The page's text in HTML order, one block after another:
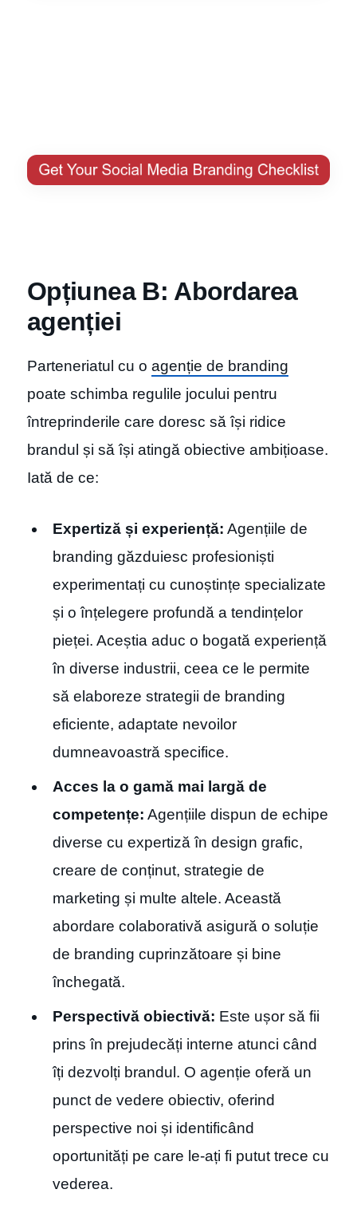
Opțiunea B: Abordarea
agenției
Parteneriatul cu o agenție de branding
poate schimba regulile jocului pentru
întreprinderile care doresc să își ridice
brandul și să își atingă obiective ambițioase.
Iată de ce:
Expertiză și experiență: Agențiile de
branding găzduiesc profesioniști
experimentați cu cunoștințe specializate
și o înțelegere profundă a tendințelor
pieței. Aceștia aduc o bogată experiență
în diverse industrii, ceea ce le permite
să elaboreze strategii de branding
eficiente, adaptate nevoilor
dumneavoastră specifice.
Acces la o gamă mai largă de
competențe: Agențiile dispun de echipe
diverse cu expertiză în design grafic,
creare de conținut, strategie de
marketing și multe altele. Această
abordare colaborativă asigură o soluție
de branding cuprinzătoare și bine
închegată.
Perspectivă obiectivă: Este ușor să fii
prins în prejudecăți interne atunci când
îți dezvolți brandul. O agenție oferă un
punct de vedere obiectiv, oferind
perspective noi și identificând
oportunități pe care le-ați fi putut trece cu
vederea.